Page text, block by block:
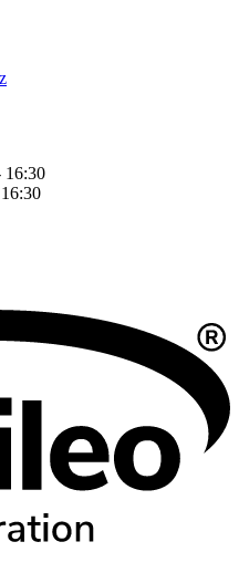
16:30